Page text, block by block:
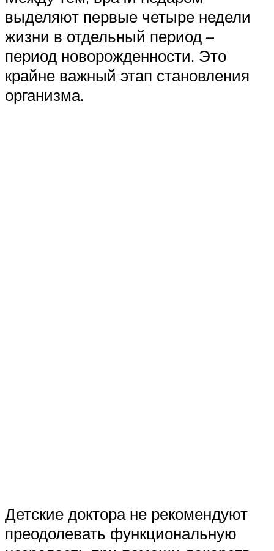
выделяют первые четыре недели
жизни в отдельный период –
период новорожденности. Это
крайне важный этап становления
организма.
Детские доктора не рекомендуют
преодолевать функциональную